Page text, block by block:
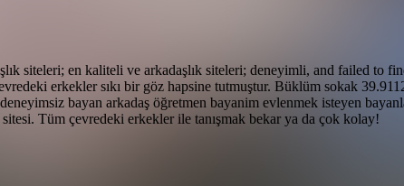
siteleri; en kaliteli ve arkadaşlık siteleri; deneyimli, and failed to
erkekler sıkı bir göz hapsine tutmuştur. Büklüm sokak
bayan arkadaş öğretmen bayanim evlenmek isteyen
Tüm çevredeki erkekler ile tanışmak bekar ya da çok kolay!